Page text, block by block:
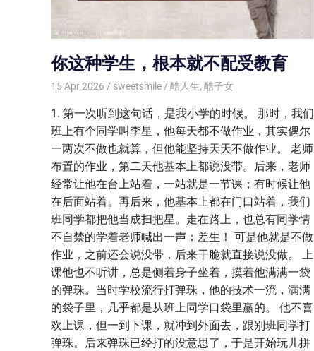
你这种学生，根本就不配受教育
15 Apr 2026 sweetsmile 酷人生, 酷子女
1. 第一次听到这句话，是我小学的时候。 那时，我们
班上有个同学叫李星，他每天都不做作业，其实偶尔
一两次不做也就算，但他能坚持天天不做作业。 老师
布置的作业，第二天他基本上都说没带。后来，老师
经常让他在台上站着，一站就是一节课；有时候让他
在后面站着。再后来，他基本上都在门口站着，我们
班同学都把他当成扫把星。走在路上，也总有同学情
不自禁的学着老师喊出一声：差生！ 可是他就是不做
作业，之前还会说没带，后来干脆就直接说没做。 上
课他也不听讲，总是侧着身子坐着，摸着他满满一袋
的弹珠。当时学校流行打弹珠，他的技术一流，满满
的袋子里，几乎都是从班上同学口袋里赢的。 他不喜
欢上课，但一到下课，就冲到外面去，跟别班同学打
弹珠。后来弹珠已经打的没意思了，于是开始玩儿拼